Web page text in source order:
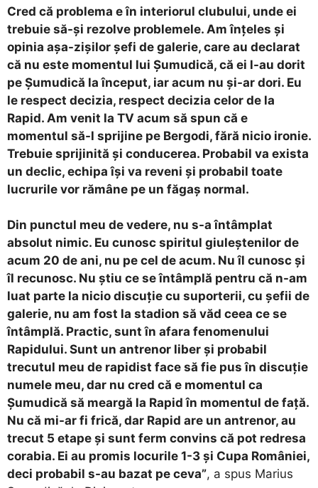
Cred că problema e în interiorul clubului, unde ei
trebuie să-și rezolve problemele. Am înțeles și
opinia așa-zișilor șefi de galerie, care au declarat
că nu este momentul lui Șumudică, că ei l-au dorit
pe Șumudică la început, iar acum nu și-ar dori. Eu
le respect decizia, respect decizia celor de la
Rapid. Am venit la TV acum să spun că e
momentul să-l sprijine pe Bergodi, fără nicio ironie.
Trebuie sprijinită și conducerea. Probabil va exista
un declic, echipa își va reveni și probabil toate
lucrurile vor rămâne pe un făgaș normal.
Din punctul meu de vedere, nu s-a întâmplat
absolut nimic. Eu cunosc spiritul giuleștenilor de
acum 20 de ani, nu pe cel de acum. Nu îl cunosc și
îl recunosc. Nu știu ce se întâmplă pentru că n-am
luat parte la nicio discuție cu suporterii, cu șefii de
galerie, nu am fost la stadion să văd ceea ce se
întâmplă. Practic, sunt în afara fenomenului
Rapidului. Sunt un antrenor liber și probabil
trecutul meu de rapidist face să fie pus în discuție
numele meu, dar nu cred că e momentul ca
Șumudică să meargă la Rapid în momentul de față.
Nu că mi-ar fi frică, dar Rapid are un antrenor, au
trecut 5 etape și sunt ferm convins că pot redresa
corabia. Ei au promis locurile 1-3 și Cupa României,
deci probabil s-au bazat pe ceva”, a spus Marius